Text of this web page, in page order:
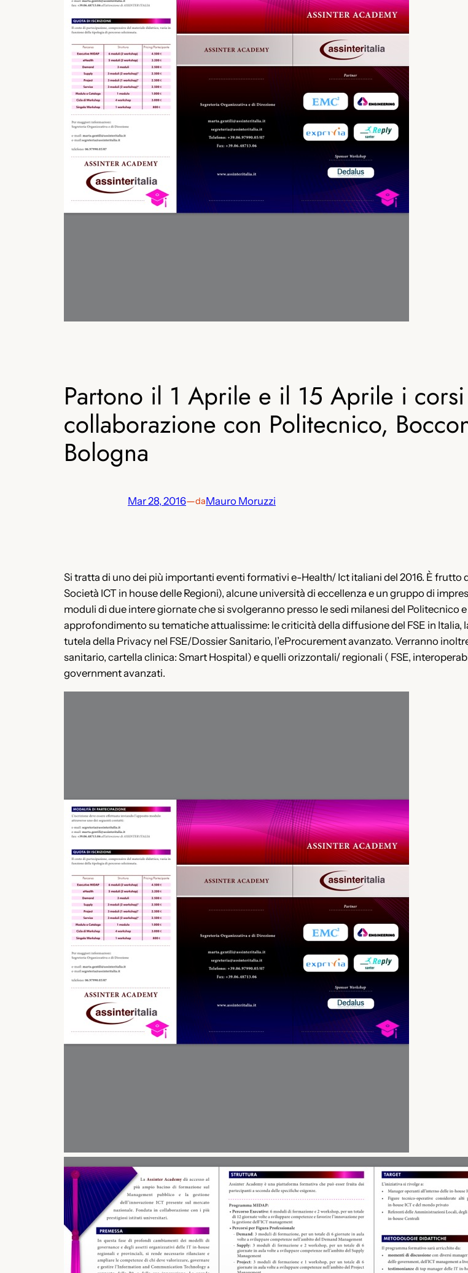
Partono il 1 Aprile e il 15 Aprile i
collaborazione con Politecnico,
Bologna
Mar 28, 2016—daMauro Moruzzi
Si tratta di uno dei più importanti eventi formativi e-Health/ Ict italiani del 2016. È
Società ICT in house delle Regioni), alcune università di eccellenza e un gruppo di
moduli di due intere giornate che si svolgeranno presso le sedi milanesi del Politecnico
approfondimento su tematiche attualissime: le criticità della diffusione del FSE in Italia,
tutela della Privacy nel FSE/Dossier Sanitario, l’eProcurement avanzato. Verranno
sanitario, cartella clinica: Smart Hospital) e quelli orizzontali/ regionali ( FSE,
government avanzati.